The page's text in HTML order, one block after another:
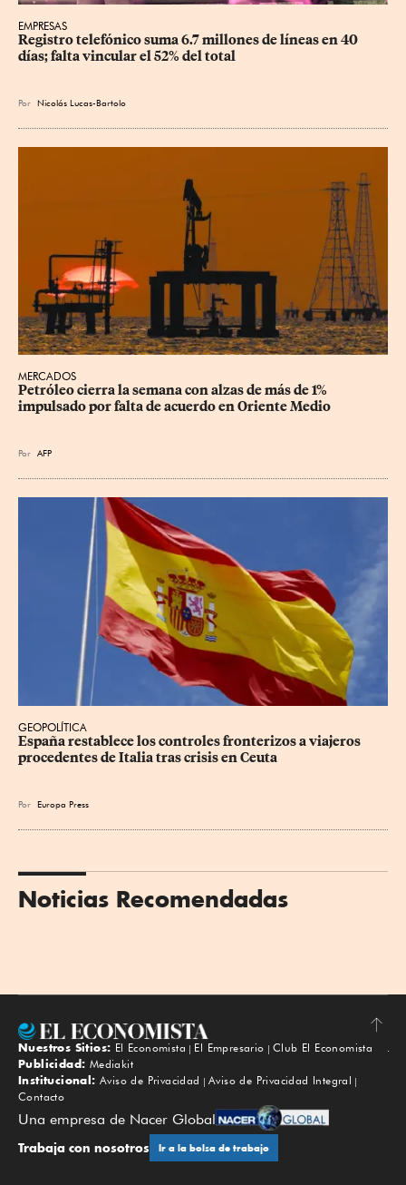
EMPRESAS
Registro telefónico suma 6.7 millones de líneas en 40
días; falta vincular el 52% del total
Por Nicolás Lucas-Bartolo
MERCADOS
Petróleo cierra la semana con alzas de más de 1%
impulsado por falta de acuerdo en Oriente Medio
Por AFP
GEOPOLÍTICA
España restablece los controles fronterizos a viajeros
procedentes de Italia tras crisis en Ceuta
Por Europa Press
Noticias Recomendadas
Subir
Nuestros Sitios: El Economista El Empresario
Club El Economista
Publicidad: Mediakit
Institucional: Aviso de Privacidad
Aviso de Privacidad Integral
Contacto
Una empresa de Nacer Global
Trabaja con nosotros Ir a la bolsa de trabajo